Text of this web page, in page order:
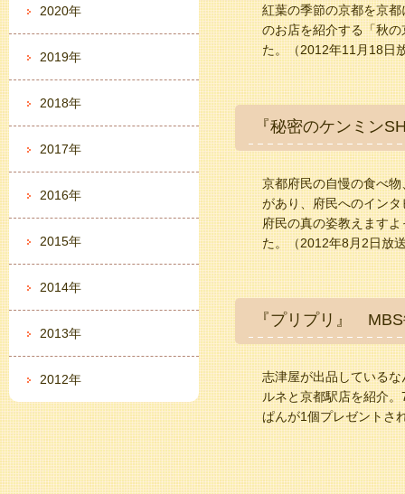
紅葉の季節の京都を京
のお店を紹介する「秋
た。（2012年11月18日
『秘密のケンミン
京都府民の自慢の食べ
があり、府民へのイン
府民の真の姿教えます
た。（2012年8月2日放
『プリプリ』
志津屋が出品している
ルネと京都駅店を紹介
ぱんが1個プレゼントさ
2020年
2019年
2018年
2017年
2016年
2015年
2014年
2013年
2012年